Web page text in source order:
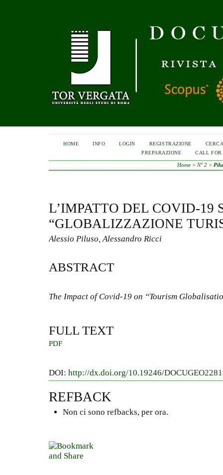
HOME INFO LOGIN REGISTRAZIONE
PREPARAZIONE
CALL FOR
Home> N° 2>
L’IMPATTO DEL COVID-19
“GLOBALIZZAZIONE
Alessio Piluso, Alessandro Ricci
ABSTRACT
The Impact of Covid-19 on “Tourism
FULL TEXT
PDF
DOI: http://dx.doi.org/10.19246/
REFBACK
Non ci sono refbacks, per ora.